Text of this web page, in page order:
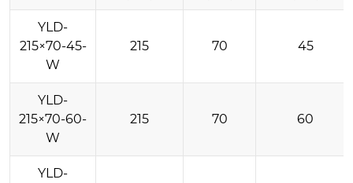
YLD-
215×70-45-
W
215 70 45
YLD-
215×70-60-
W
215 70 60
YLD-